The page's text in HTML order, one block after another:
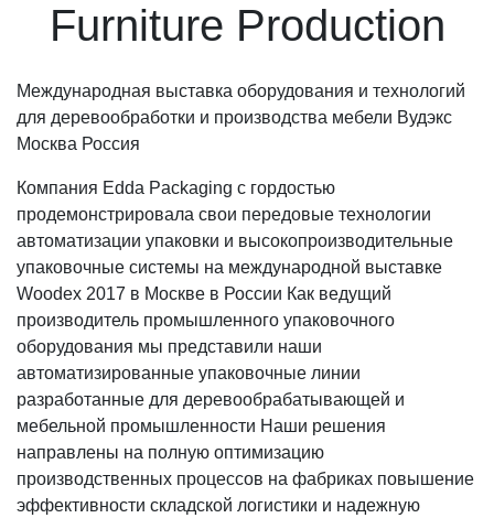
Furniture Production
Международная выставка оборудования и технологий
для деревообработки и производства мебели Вудэкс
Москва Россия
Компания Edda Packaging с гордостью
продемонстрировала свои передовые технологии
автоматизации упаковки и высокопроизводительные
упаковочные системы на международной выставке
Woodex 2017 в Москве в России Как ведущий
производитель промышленного упаковочного
оборудования мы представили наши
автоматизированные упаковочные линии
разработанные для деревообрабатывающей и
мебельной промышленности Наши решения
направлены на полную оптимизацию
производственных процессов на фабриках повышение
эффективности складской логистики и надежную